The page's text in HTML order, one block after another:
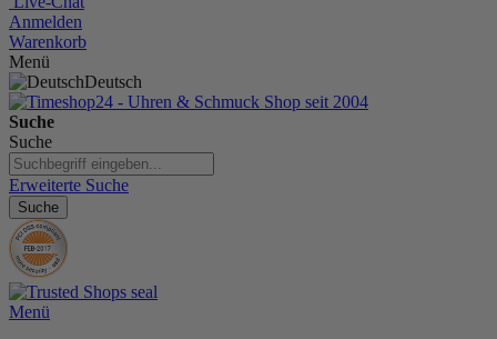
Anmelden
Warenkorb
Menü
Deutsch
Suche
Suche
Erweiterte Suche
Suche
Menü